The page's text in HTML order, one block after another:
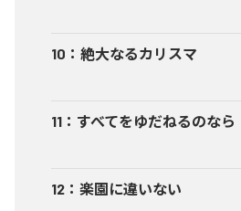
10 ： 絶大なるカリスマ
11 ： すべてをゆだねるのなら
12 ： 楽園に違いない